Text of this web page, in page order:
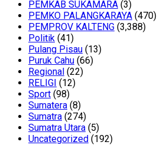
PEMKAB SUKAMARA (3)
PEMKO PALANGKARAYA (470)
PEMPROV KALTENG (3,388)
Politik (41)
Pulang Pisau (13)
Puruk Cahu (66)
Regional (22)
RELIGI (12)
Sport (98)
Sumatera (8)
Sumatra (274)
Sumatra Utara (5)
Uncategorized (192)